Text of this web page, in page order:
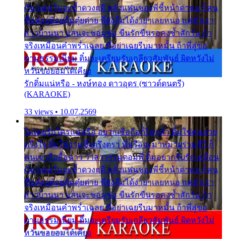
กัน แต่หวั่นจะช้ำดวงฤดี กลัวแฟนของพี่ชี้หน้าด่าทอ ก็คน
ชื่อต๋อยต้อยตุ้มตุ๋ยต่าย พี่ยังลืมได้ง่ายๆเลยหนอ แค่ตัวเรา
สาวบ้านนา แสนจะซอมซ่อ ขืนรักขืนรอคงช้ำสักวัน ถ้า
จริงเหมือนคำพร่ำเฉลย พี่อย่าเฉยรีบมาหมั้น ถ้าพี่สู่ขอ
ตามธรรมเนียม ติ๋มจะเตรียมรับเกลียวสัมพันธ์ ผิดหวังไม่
หวั่นขอยอมได้เคียง
รักติ๋มแน่หรือ - หงษ์ทอง ดาวอุดร (ซาวด์ดนตรี)
(KARAOKE)
33 views • 10.07.2569
ไม่เคยรักใครแน่หรือ อยากเชื่อถือก็ไม่กล้า ติ๋มใช่คนสวย
ตรึงใจ ติ๋มใช่งามซึ้งตรึงตรา พี่หรือจะมาหมายร่วมชีวี ก็
คนเขาลืออื้อฉาว ว่าสาวๆรุมตอมพี่ ติ๋มอยากรับรักเหมือน
กัน แต่หวั่นจะช้ำดวงฤดี กลัวแฟนของพี่ชี้หน้าด่าทอ ก็คน
ชื่อต๋อยต้อยตุ้มตุ๋ยต่าย พี่ยังลืมได้ง่ายๆเลยหนอ แค่ตัวเรา
สาวบ้านนา แสนจะซอมซ่อ ขืนรักขืนรอคงช้ำสักวัน ถ้า
จริงเหมือนคำพร่ำเฉลย พี่อย่าเฉยรีบมาหมั้น ถ้าพี่สู่ขอ
ตามธรรมเนียม ติ๋มจะเตรียมรับเกลียวสัมพันธ์ ผิดหวังไม่
หวั่นขอยอมได้เคียง